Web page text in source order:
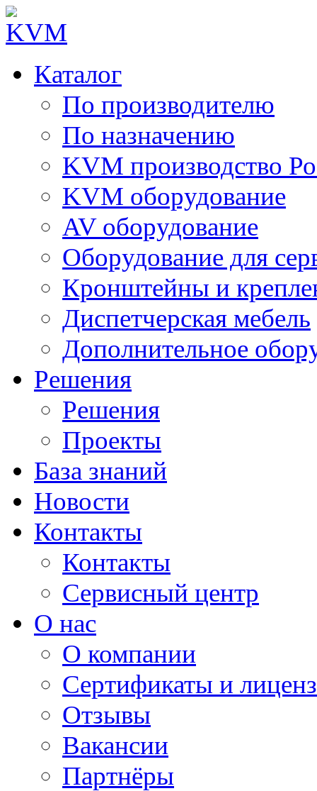
Каталог
По производителю
По назначению
KVM производство
KVM оборудование
AV оборудование
Оборудование для
Кронштейны и
Диспетчерская мебель
Дополнительное
Решения
Решения
Проекты
База знаний
Новости
Контакты
Контакты
Сервисный центр
О нас
О компании
Сертификаты и
Отзывы
Вакансии
Партнёры